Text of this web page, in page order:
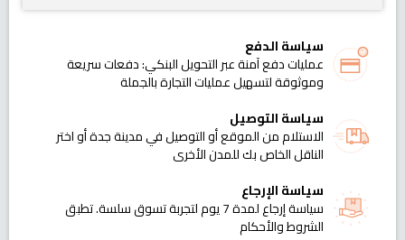
سياسة الدفع
عمليات دفع آمنة عبر التحويل البنكي: دفعات سريعة
وموثوقة لتسهيل عمليات التجارة بالجملة
سياسة التوصيل
الاستلام من الموقع أو التوصيل في مدينة جدة أو اختر
الناقل الخاص بك للمدن الأخرى
سياسة الإرجاع
سياسة إرجاع لمدة 7 يوم لتجربة تسوق سلسة. تطبق
الشروط والأحكام